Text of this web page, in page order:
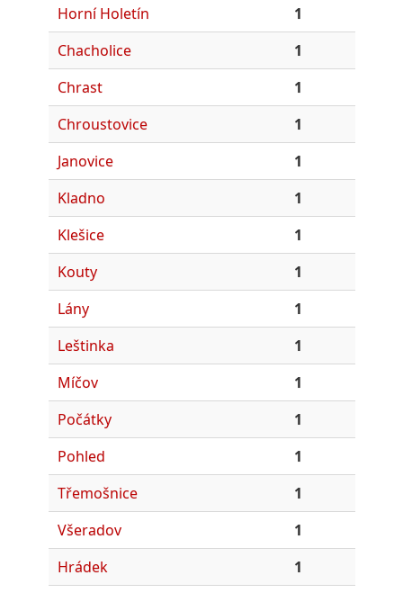
Horní Holetín
1
Chacholice
1
Chrast
1
Chroustovice
1
Janovice
1
Kladno
1
Klešice
1
Kouty
1
Lány
1
Leštinka
1
Míčov
1
Počátky
1
Pohled
1
Třemošnice
1
Všeradov
1
Hrádek
1